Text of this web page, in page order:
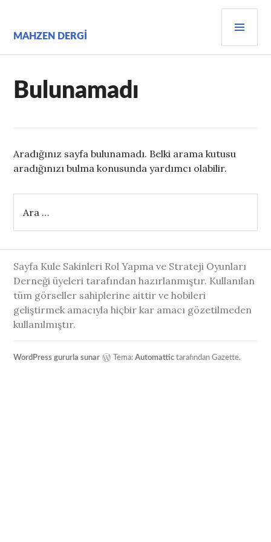
MAHZEN DERGI
Bulunamadı
Aradığınız sayfa bulunamadı. Belki arama kutusu
aradığınızı bulma konusunda yardımcı olabilir.
Sayfa Kule Sakinleri Rol Yapma ve Strateji Oyunları
Derneği üyeleri tarafından hazırlanmıştır. Kullanılan
tüm görseller sahiplerine aittir ve hobileri
geliştirmek amacıyla hiçbir kar amacı gözetilmeden
kullanılmıştır.
WordPress gururla sunar Tema:Automattic tarafından Gazette.